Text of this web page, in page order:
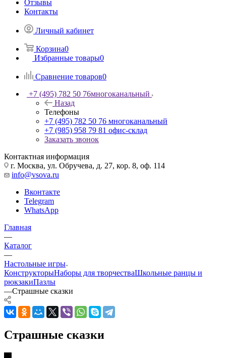
Отзывы
Контакты
Личный кабинет
Корзина0
Избранные товары0
Сравнение товаров0
+7 (495) 782 50 76многоканальный
Назад
Телефоны
+7 (495) 782 50 76 многоканальный
+7 (985) 958 79 81 офис-склад
Заказать звонок
Контактная информация
г. Москва, ул. Обручева, д. 27, кор. 8, оф. 114
info@vsova.ru
Вконтакте
Telegram
WhatsApp
Главная
—
Каталог
—
Настольные игры
КонструкторыНаборы для творчестваШкольные ранцы и
рюкзакиПазлы
—Страшные сказки
Страшные сказки